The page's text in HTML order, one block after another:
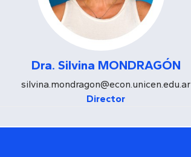
Dra. Silvina MONDRAGÓN
silvina.mondragon@econ.unicen.edu.ar
Director